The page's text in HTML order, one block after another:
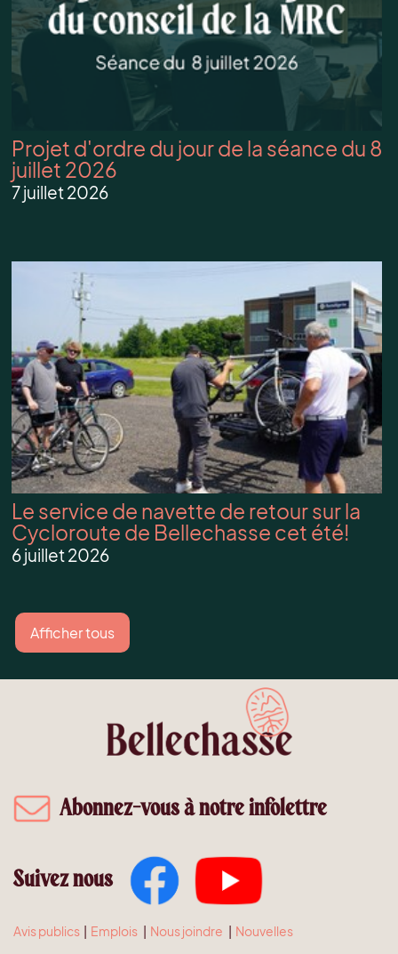
Projet d'ordre du jour de la séance du 8
juillet 2026
7 juillet 2026
Le service de navette de retour sur la
Cycloroute de Bellechasse cet été!
6 juillet 2026
Afficher tous
Abonnez-vous à notre infolettre
Suivez nous
Avis publics | Emplois | Nous joindre | Nouvelles